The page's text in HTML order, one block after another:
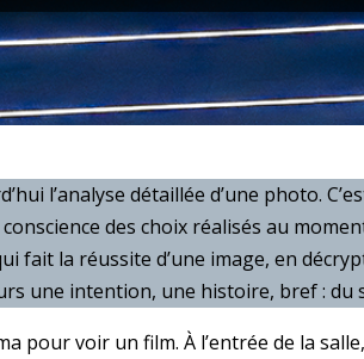
l’analyse détaillée d’une photo.
des choix réalisés au
fait la réussite d’une image, en
une intention, une histoire, bref : du
pour voir un film. À l’entrée de la